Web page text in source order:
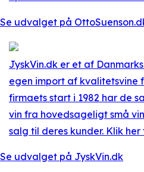
Se udvalget på
JyskVin.dk er et af
egen import af kvalitetsvine
firmaets start i 1982 har de
vin fra hovedsageligt små
salg til deres kunder. Klik
Se udvalget på JyskVin.dk